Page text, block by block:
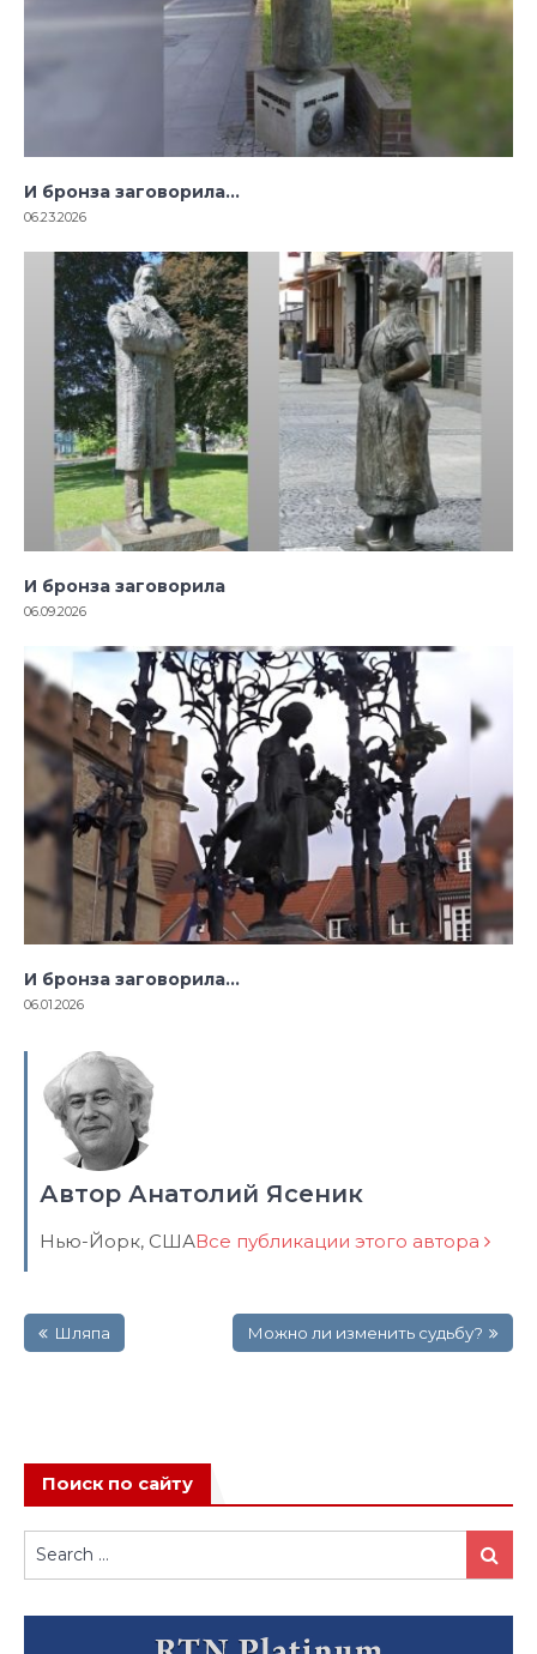
И бронза заговорила…
06.23.2026
И бронза заговорила
06.09.2026
И бронза заговорила…
06.01.2026
Автор Анатолий Ясеник
Нью-Йорк, СШАВсе публикации этого автора
по Шляпа Можно ли изменить судьбу?
Поиск по сайту
Search
for:
Search